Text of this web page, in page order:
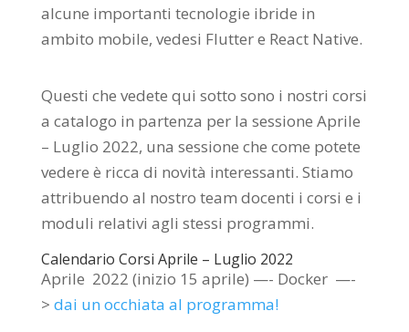
alcune importanti tecnologie ibride in
ambito mobile, vedesi Flutter e React Native.
Questi che vedete qui sotto sono i nostri corsi
a catalogo in partenza per la sessione Aprile
– Luglio 2022, una sessione che come potete
vedere è ricca di novità interessanti. Stiamo
attribuendo al nostro team docenti i corsi e i
moduli relativi agli stessi programmi.
Calendario Corsi Aprile – Luglio 2022
Aprile 2022 (inizio 15 aprile) —- Docker —-
> dai un occhiata al programma!